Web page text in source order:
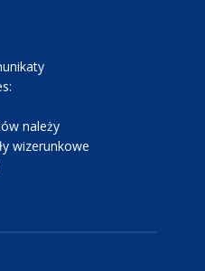
należy
wizerunkowe